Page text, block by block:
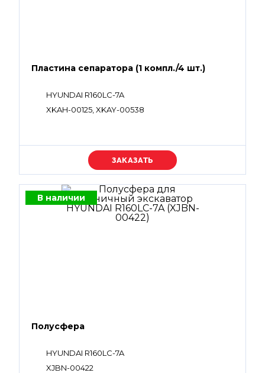
Пластина сепаратора (1 компл./4 шт.)
HYUNDAI R160LC-7A
XKAH-00125, XKAY-00538
Уточняйте цену
В наличии
Полусфера
HYUNDAI R160LC-7A
XJBN-00422